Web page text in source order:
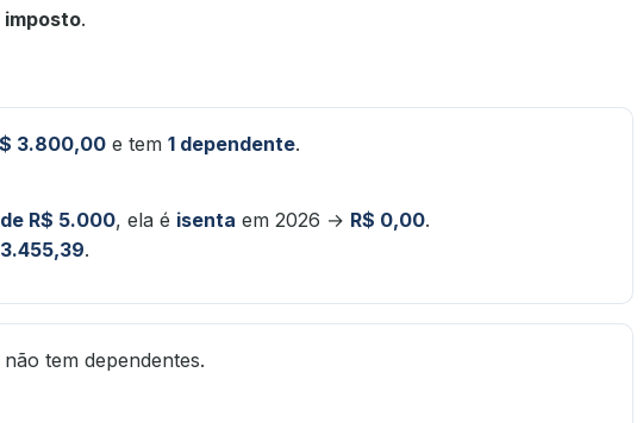
imposto.
3.800,00 e tem 1 dependente.
R$ 5.000, ela é isenta em 2026 → R$ 0,00.
.
não tem dependentes.